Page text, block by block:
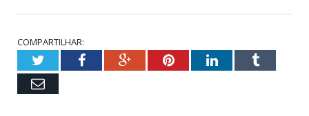
COMPARTILHAR:
TwitterFacebookGoogle+PinterestLinkedInTumblr
Email